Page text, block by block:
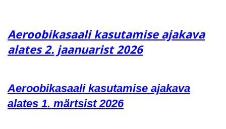
Aeroobikasaali kasutamise ajakava
alates 2. jaanuarist 2026
Aeroobikasaali kasutamise ajakava
alates 1. märtsist 2026